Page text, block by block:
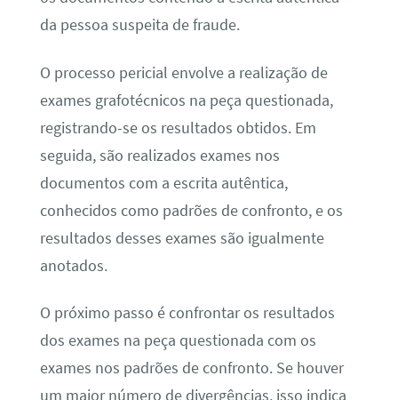
da pessoa suspeita de fraude.
O processo pericial envolve a realização de
exames grafotécnicos na peça questionada,
registrando-se os resultados obtidos. Em
seguida, são realizados exames nos
documentos com a escrita autêntica,
conhecidos como padrões de confronto, e os
resultados desses exames são igualmente
anotados.
O próximo passo é confrontar os resultados
dos exames na peça questionada com os
exames nos padrões de confronto. Se houver
um maior número de divergências, isso indica